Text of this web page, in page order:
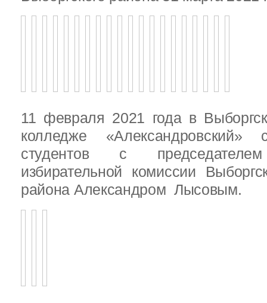
11 февраля 2021 года в
колледже «Александровский»
студентов с председателем
избирательной комиссии
района Александром Лысовым.